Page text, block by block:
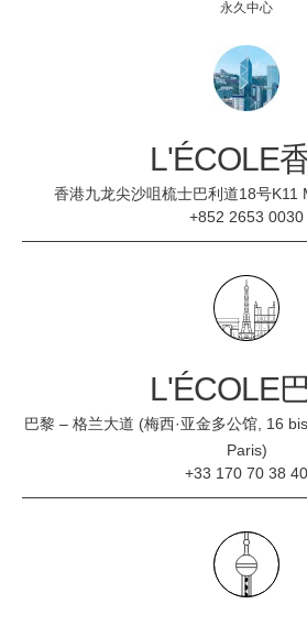
永久中心
L'ÉCOLE
香港九龙尖沙咀梳士巴利道18号K11
+852 2653 0030
L'ÉCOLE
巴黎 – 格兰大道 (梅西·亚金多公馆, 16
Paris)
+33 170 70 38 40